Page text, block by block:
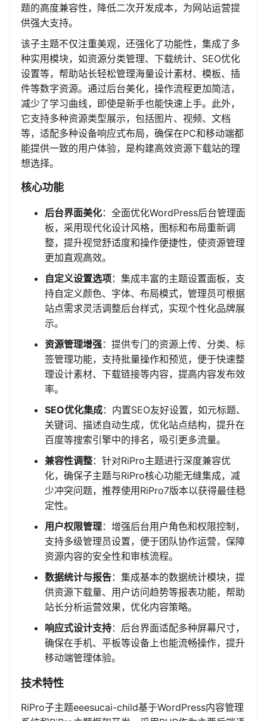
题的高度兼容性，降低二次开发成本，为网站运营提
供强大支持。
该子主题不仅注重美观，还强化了功能性，集成了多
种实用模块，如资源分类管理、下载统计、SEO优化
设置等，帮助站长轻松管理海量设计素材、模板、插
件等数字资源。通过后台美化，操作流程更加简洁，
减少了学习曲线，即使是新手也能快速上手。此外，
它支持多种资源类型展示，包括图片、视频、文档
等，适配多种设备响应式布局，确保在PC和移动端都
能提供一致的用户体验，是构建高效资源下载站的理
想选择。
核心功能
后台界面美化：全面优化WordPress后台管理面
板，采用现代化设计风格，图标和布局重新调
整，提升视觉舒适度和操作便捷性，使资源管理
更加直观高效。
自定义设置选项：集成丰富的主题设置面板，支
持自定义颜色、字体、布局模式，管理员可根据
站点需求灵活调整后台样式，实现个性化品牌展
示。
资源管理增强：提供专门的资源上传、分类、标
签管理功能，支持批量操作和预览，便于快速整
理设计素材、下载链接等内容，提高内容发布效
率。
SEO优化集成：内置SEO友好设置，如元标题、
关键词、描述自动生成，优化站点结构，提升在
百度等搜索引擎中的排名，吸引更多流量。
兼容性调整：针对RiPro主题进行深度兼容优
化，确保子主题与RiPro核心功能无缝集成，减
少冲突问题，推荐使用RiPro7版本以获得最佳稳
定性。
用户权限管理：增强后台用户角色和权限控制，
支持多级管理员设置，便于团队协作运营，保障
资源内容的安全性和审核流程。
数据统计与报告：集成基本的数据统计模块，提
供资源下载量、用户访问趋势等报表功能，帮助
站长分析运营效果，优化内容策略。
响应式设计支持：后台界面适配多种屏幕尺寸，
确保在手机、平板等设备上也能流畅操作，提升
移动端管理体验。
技术特性
RiPro子主题eeesucai-child基于WordPress内容管理